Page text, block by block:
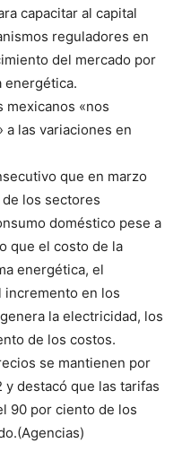
capacitar al capital
reguladores en
del mercado por
energética.
mexicanos «nos
las variaciones en
que en marzo
los sectores
doméstico pese a
que el costo de la
energética, el
en los
la electricidad, los
de los costos.
se mantienen por
y destacó que las tarifas
90 por ciento de los